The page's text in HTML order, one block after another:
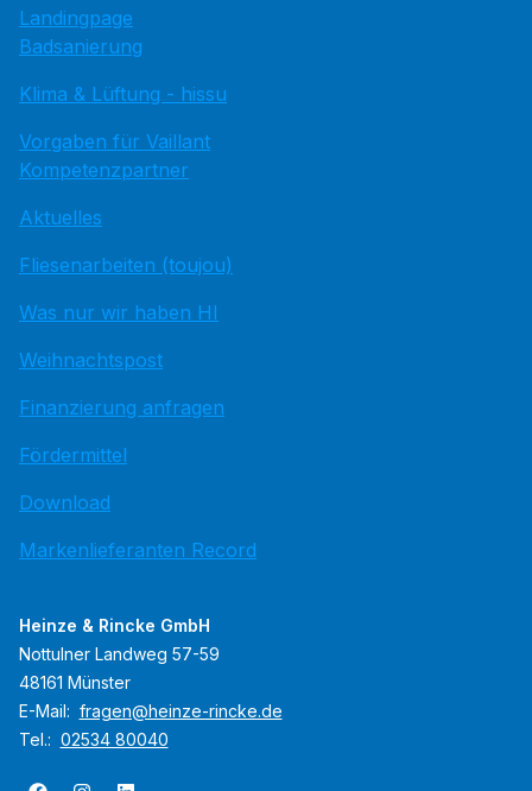
Landingpage
Badsanierung
Klima & Lüftung - hissu
Vorgaben für Vaillant
Kompetenzpartner
Aktuelles
Fliesenarbeiten (toujou)
Was nur wir haben HI
Weihnachtspost
Finanzierung anfragen
Fördermittel
Download
Markenlieferanten Record
Heinze & Rincke GmbH
Nottulner Landweg 57-59
48161 Münster
E-Mail: fragen@heinze-rincke.de
Tel.: 02534 80040